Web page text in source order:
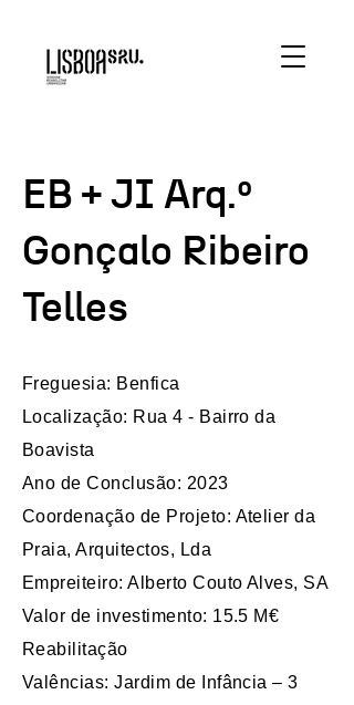
EB + JI Arq.º
Gonçalo Ribeiro
Telles
Freguesia: Benfica
Localização: Rua 4 - Bairro da
Boavista
Ano de Conclusão: 2023
Coordenação de Projeto: Atelier da
Praia, Arquitectos, Lda
Empreiteiro: Alberto Couto Alves, SA
Valor de investimento: 15.5 M€
Reabilitação
Valências: Jardim de Infância – 3